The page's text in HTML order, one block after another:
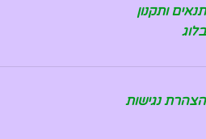
תנאים ותקנון
בלוג
הצהרת נגישות